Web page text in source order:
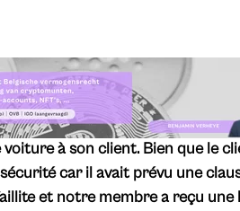
à son client. Bien que le
car il avait prévu une
et notre membre a reçu